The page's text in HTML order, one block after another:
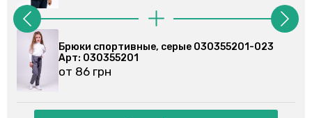
Брюки спортивные, серые 030355201-023
Арт: 030355201
от 86 грн